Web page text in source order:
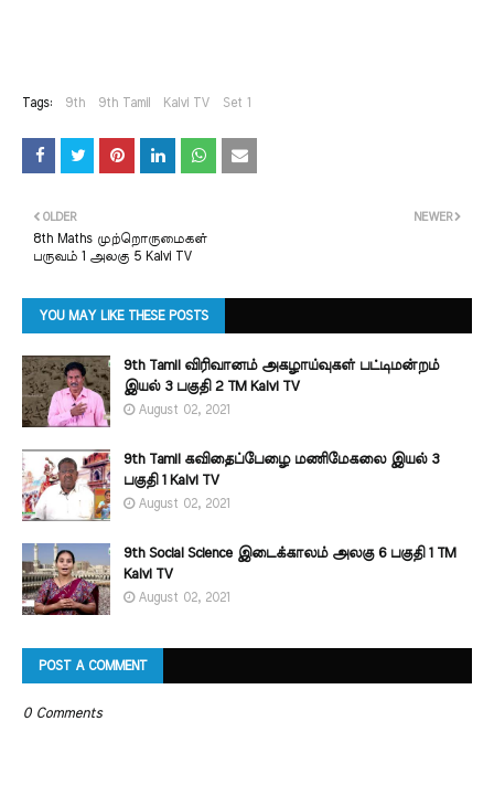
Tags: 9th 9th Tamil Kalvi TV Set 1
NEWER
OLDER
8th Maths முற்றொருமைகள்
பருவம் 1 அலகு 5 Kalvi TV
YOU MAY LIKE THESE POSTS
9th Tamil விரிவானம் அகழாய்வுகள் பட்டிமன்றம்
இயல் 3 பகுதி 2 TM Kalvi TV
August 02, 2021
9th Tamil கவிதைப்பேழை மணிமேகலை இயல் 3
பகுதி 1 Kalvi TV
August 02, 2021
9th Social Science இடைக்காலம் அலகு 6 பகுதி 1 TM
Kalvi TV
August 02, 2021
POST A COMMENT
0 Comments